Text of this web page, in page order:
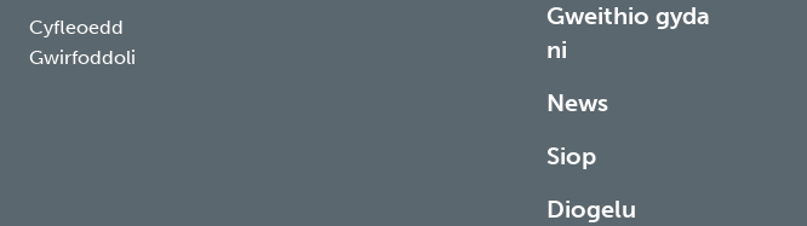
Cyfleoedd
Gwirfoddoli
Gweithio gyda
ni
News
Siop
Diogelu